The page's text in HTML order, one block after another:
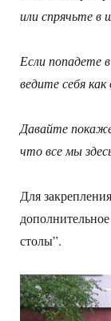
или спрячьте в
Если попадете
ведите себя
Давайте
что все мы
Для
столы”.